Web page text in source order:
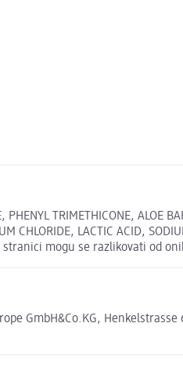
TRIMETHICONE, ALOE
CHLORIDE, LACTIC ACID,
stranici mogu se razlikovati od
GmbH&Co.KG,